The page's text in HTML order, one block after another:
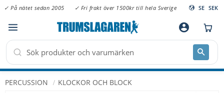
Meny
✓ På nätet sedan 2005 ✓ Fri frakt över 1500kr till hela Sverige SE SEK
account_circle
PERCUSSION KLOCKOR OCH BLOCK